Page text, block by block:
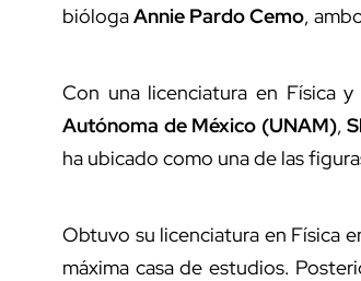
biólogaAnnie Pardo Cemo,
Con una licenciatura en Física
Autónoma de México (UNAM),
ha ubicado como una de las
Obtuvo su licenciatura en Física
máxima casa de estudios.